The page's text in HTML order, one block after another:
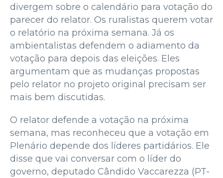
divergem sobre o calendário para votação do
parecer do relator. Os ruralistas querem votar
o relatório na próxima semana. Já os
ambientalistas defendem o adiamento da
votação para depois das eleições. Eles
argumentam que as mudanças propostas
pelo relator no projeto original precisam ser
mais bem discutidas.
O relator defende a votação na próxima
semana, mas reconheceu que a votação em
Plenário depende dos líderes partidários. Ele
disse que vai conversar com o líder do
governo, deputado Cândido Vaccarezza (PT-